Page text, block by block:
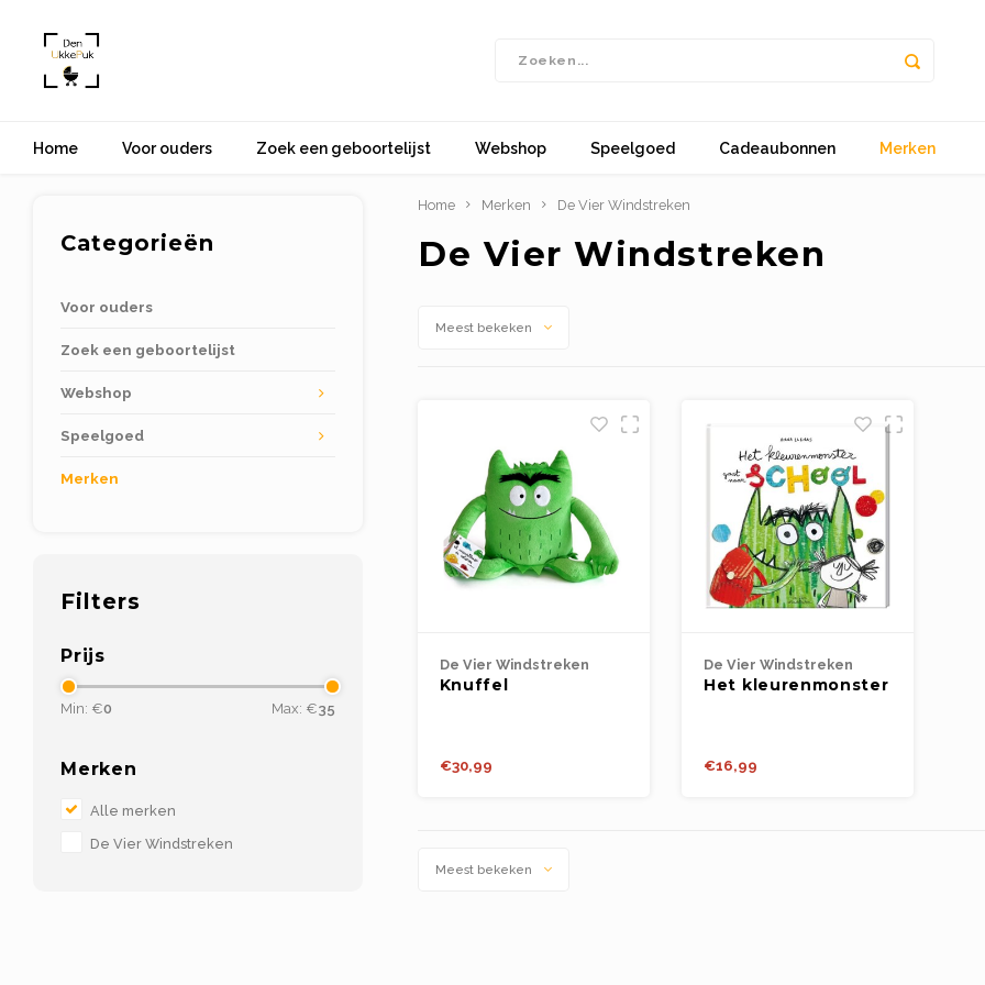
Home Voor ouders Zoek een geboortelijst Webshop Speelgoed Cadeaubonnen Merken
Categorieën
Voor ouders
Zoek een geboortelijst
Webshop
Speelgoed
Merken
Filters
Prijs
Min: €0 Max: €35
Merken
Alle merken
De Vier Windstreken
Home Merken De Vier Windstreken
De Vier Windstreken
Meest bekeken
De Vier Windstreken
Knuffel
€30,99
De Vier Windstreken
Het kleurenmonster
€16,99
Meest bekeken